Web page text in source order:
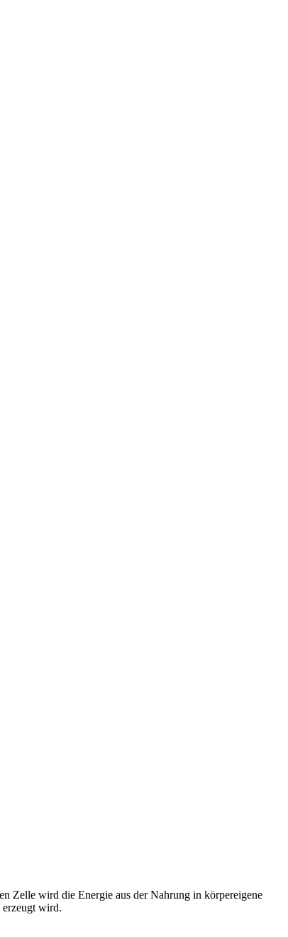
Zelle wird die Energie aus der Nahrung in körpereigene
wird.